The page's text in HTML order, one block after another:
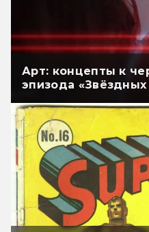
Арт: концепты к
эпизода «Звёздных